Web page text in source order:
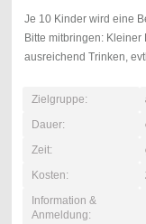
Je 10 Kinder wird eine
Bitte mitbringen: Kleiner
ausreichend Trinken,
Zielgruppe:
Dauer:
Zeit:
Kosten:
Information &
Anmeldung: